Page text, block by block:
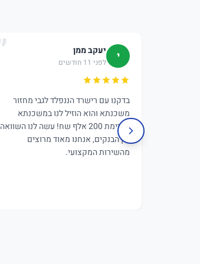
י יעקב ממן
לפני 11 חודשים
בדקנו עם רישרד הננפלד לגבי מחזור
משכנתא והוא הוזיל לנו במשכנתא
הקיימת 200 אלף שח! עשה לנו השוואה
בין הבנקים, אנחנו מאוד מרוצים
מהשירות המקצועי.